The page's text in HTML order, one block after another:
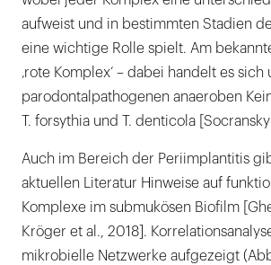
aufweist und in bestimmten Stadien
eine wichtige Rolle spielt. Am
‚rote Komplex‘ – dabei handelt es
parodontalpathogenen anaeroben
T. forsythia und T. denticola
Auch im Bereich der Periimplantitis
aktuellen Literatur Hinweise auf
Komplexe im submukösen Biofilm
Kröger et al., 2018].
mikrobielle Netzwerke aufgezeigt